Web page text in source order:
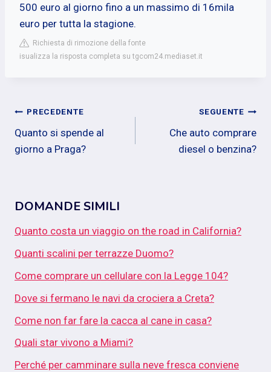
500 euro al giorno fino a un massimo di 16mila
euro per tutta la stagione.
Richiesta di rimozione della fonte
isualizza la risposta completa su tgcom24.mediaset.it
Navigazione
articoli
PRECEDENTE
Quanto si spende al
giorno a Praga?
SEGUENTE
Che auto comprare
diesel o benzina?
DOMANDE SIMILI
Quanto costa un viaggio on the road in California?
Quanti scalini per terrazze Duomo?
Come comprare un cellulare con la Legge 104?
Dove si fermano le navi da crociera a Creta?
Come non far fare la cacca al cane in casa?
Quali star vivono a Miami?
Perché per camminare sulla neve fresca conviene